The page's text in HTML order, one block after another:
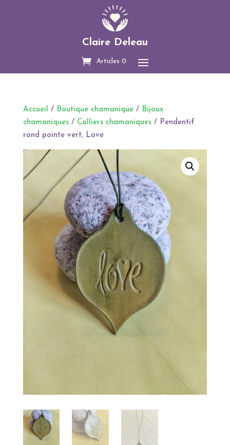
Claire Deleau
Articles 0
Accueil / Boutique chamanique/ Bijoux
chamaniques/ Colliers chamaniques/ Pendentif
rond pointe vert, Love